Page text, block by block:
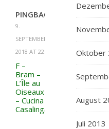
PINGBACK:
9.
SEPTEMBER
2018 AT 22:29
F –
Bram –
L’Île au
Oiseaux
– Cucina
Casalinga
Oktober
August
Juli 2013